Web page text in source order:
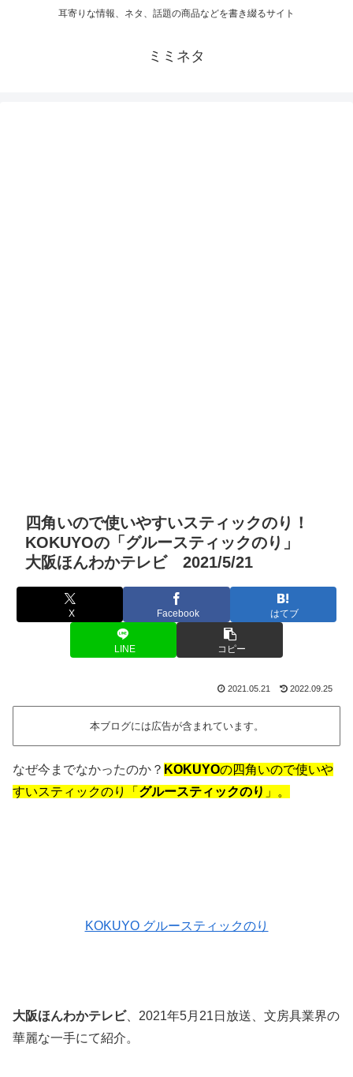
耳寄りな情報、ネタ、話題の商品などを書き綴るサイト
ミミネタ
四角いので使いやすいスティックのり！
KOKUYOの「グルースティックのり」
大阪ほんわかテレビ 2021/5/21
X Facebook はてブ
LINE コピー
2021.05.21 2022.09.25
本ブログには広告が含まれています。
なぜ今までなかったのか？ KOKUYOの四角いので使いや
すいスティックのり
「 グルースティックのり 」 。
KOKUYO グルースティックのり
大阪ほんわかテレビ、2021年5月21日放送、文房具業界の
華麗な一手にて紹介。